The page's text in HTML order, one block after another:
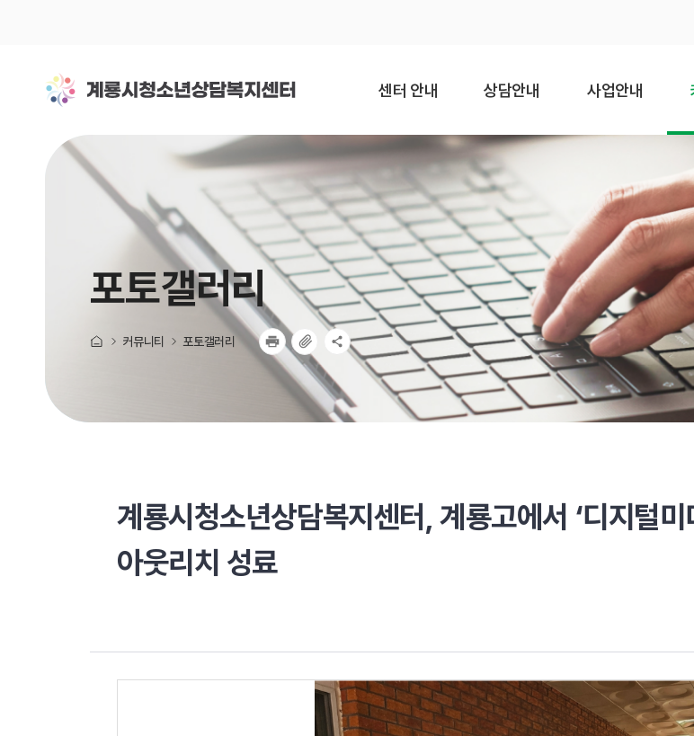
센터 안내
소개
미션과 비전
걸어온 길
조직도
오시는 길
상담안내
개인상담
전화 · 온라인
상담
집단상담
심리검사 안내
심리검사
사업안내
청소년동반자
찾아가는
예방교육
청소년폭력예방
또래상담사업
디지털미디어
피해 청소년
회복 지원
사업
포토갤러리
커뮤니티 포토갤러리
계룡시청소년상담복지센터, 계룡고에서 ‘디지털
아웃리치 성료